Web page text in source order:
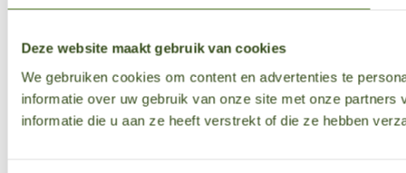
Deze website maakt gebruik van cookies
We gebruiken cookies om content en advertenties te
informatie over uw gebruik van onze site met onze
informatie die u aan ze heeft verstrekt of die ze hebben